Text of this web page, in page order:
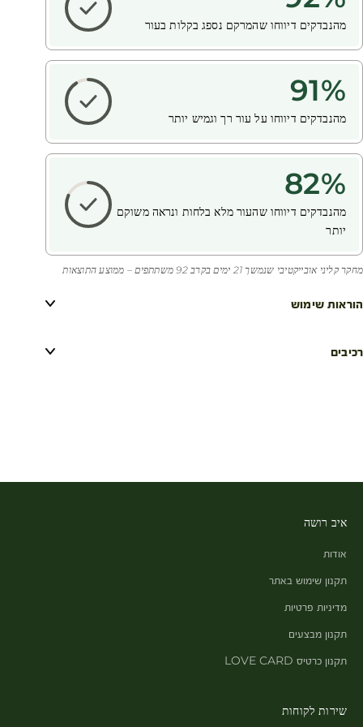
מהנבדקים דיווחו שהמרקם נספג בקלות בעור
91%
מהנבדקים דיווחו על עור רך וגמיש יותר
82%
מהנבדקים דיווחו שהעור מלא בלחות ונראה משוקם
יותר
מחקר קליני אובייקטיבי שנמשך 21 ימים בקרב 92 משתתפים – ממוצע התוצאות
הוראות שימוש
רכיבים
איב רושה
אודות
תקנון שימוש באתר
מדיניות פרטיות
תקנון מבצעים
תקנון כרטיס LOVE CARD
שירות לקוחות